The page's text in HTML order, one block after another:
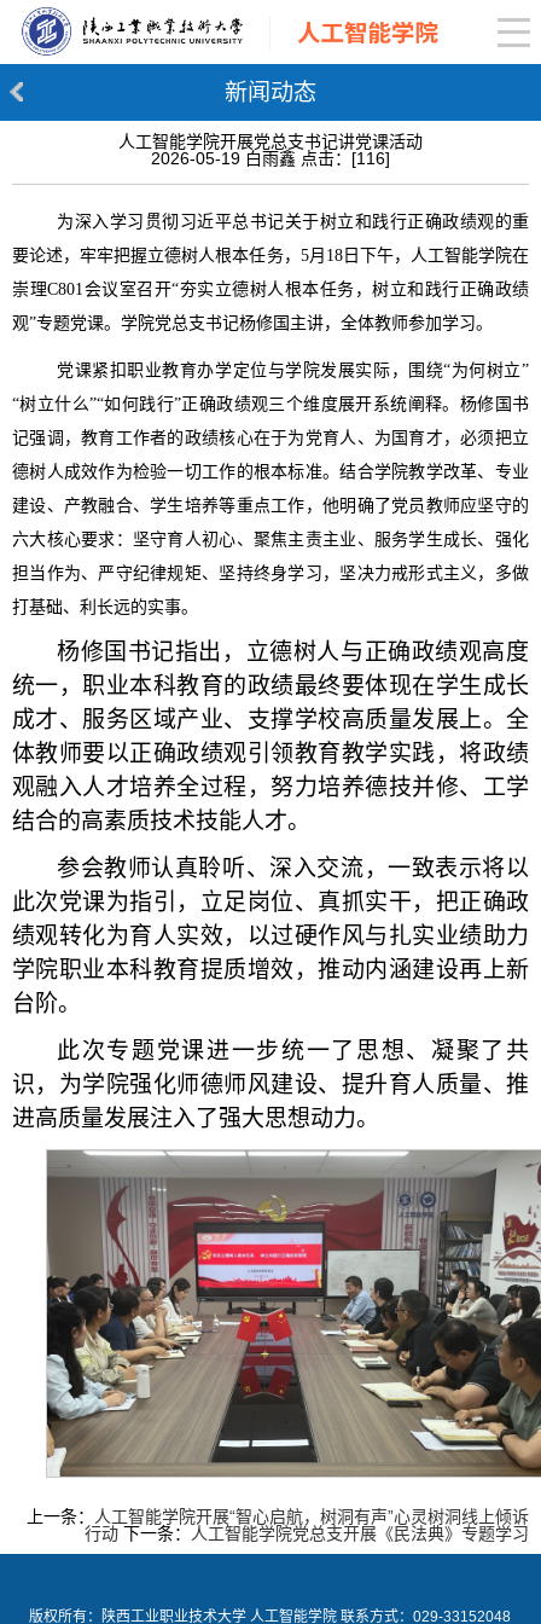
新闻动态
人工智能学院开展党总支书记讲党课活动
2026-05-19 白雨鑫 点击：[116]
为深入学习贯彻习近平总书记关于树立和践行正确政绩观的重
要论述，牢牢把握立德树人根本任务， 5月18日下午，人工智能学院在
崇理C801会议室召开“夯实立德树人根本任务，树立和践行正确政绩
观”专题党课。学院党总支书记杨修国主讲，全体教师参加学习。
党课紧扣职业教育办学定位与学院发展实际，围绕“为何树立”
“树立什么”“如何践行”正确政绩观三个维度展开系统阐释。杨修国书
记强调，教育工作者的政绩核心在于为党育人、为国育才，必须把立
德树人成效作为检验一切工作的根本标准。结合学院教学改革、专业
建设、产教融合、学生培养等重点工作，他明确了党员教师应坚守的
六大核心要求：坚守育人初心、聚焦主责主业、服务学生成长、强化
担当作为、严守纪律规矩、坚持终身学习，坚决力戒形式主义，多做
打基础、利长远的实事。
杨修国书记指出，立德树人与正确政绩观高度
统一，职业本科教育的政绩最终要体现在学生成长
成才、服务区域产业、支撑学校高质量发展上。全
体教师要以正确政绩观引领教育教学实践，将政绩
观融入人才培养全过程，努力培养德技并修、工学
结合的高素质技术技能人才。
参会教师认真聆听、深入交流，一致表示将以
此次党课为指引，立足岗位、真抓实干，把正确政
绩观转化为育人实效，以过硬作风与扎实业绩助力
学院职业本科教育提质增效，推动内涵建设再上新
台阶。
此次专题党课进一步统一了思想、凝聚了共
识，为学院强化师德师风建设、提升育人质量、推
进高质量发展注入了强大思想动力。
上一条：
人工智能学院开展“智心启航，树洞有声”心灵树洞线上倾诉
行动 下一条： 人工智能学院党总支开展《民法典》专题学习
版权所有：陕西工业职业技术大学 人工智能学院 联系方式：029-33152048